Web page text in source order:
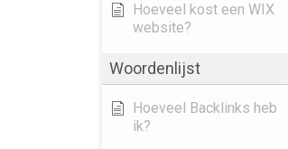
Hoeveel kost een WIX
website?
Woordenlijst
Hoeveel Backlinks heb
ik?